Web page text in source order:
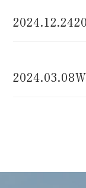
営
2024.12.24
2024.03.08